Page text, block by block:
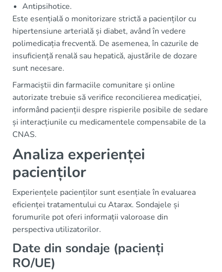
Antipsihotice.
Este esențială o monitorizare strictă a pacienților cu
hipertensiune arterială și diabet, având în vedere
polimedicația frecventă. De asemenea, în cazurile de
insuficiență renală sau hepatică, ajustările de dozare
sunt necesare.
Farmaciștii din farmaciile comunitare și online
autorizate trebuie să verifice reconcilierea medicației,
informând pacienții despre rispierile posibile de sedare
și interacțiunile cu medicamentele compensabile de la
CNAS.
Analiza experienței
pacienților
Experiențele pacienților sunt esențiale în evaluarea
eficienței tratamentului cu Atarax. Sondajele și
forumurile pot oferi informații valoroase din
perspectiva utilizatorilor.
Date din sondaje (pacienți
RO/UE)